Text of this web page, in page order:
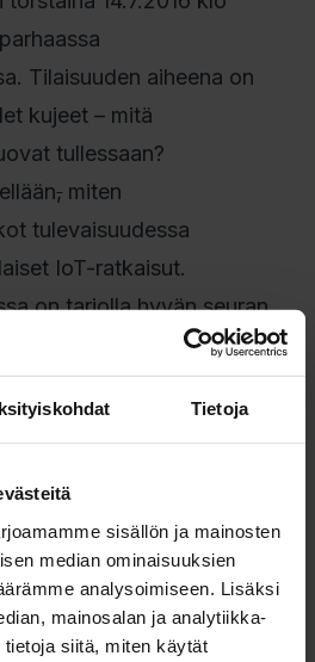
Tietoja
sisällön ja mainosten
median ominaisuuksien
analysoimiseen. Lisäksi
mainosalan ja analytiikka-
siitä, miten käytät
Tilaisuuden aiheena on
kujeet – mitä
tullessaan?
, miten
tulevaisuudessa
IoT-ratkaisut.
on tarjolla hyvän seuran
herkullinen aamiainen
Keskustelua vetävät
liiketoimintajohtaja
sekä Kreabin
Jungner.
ajan